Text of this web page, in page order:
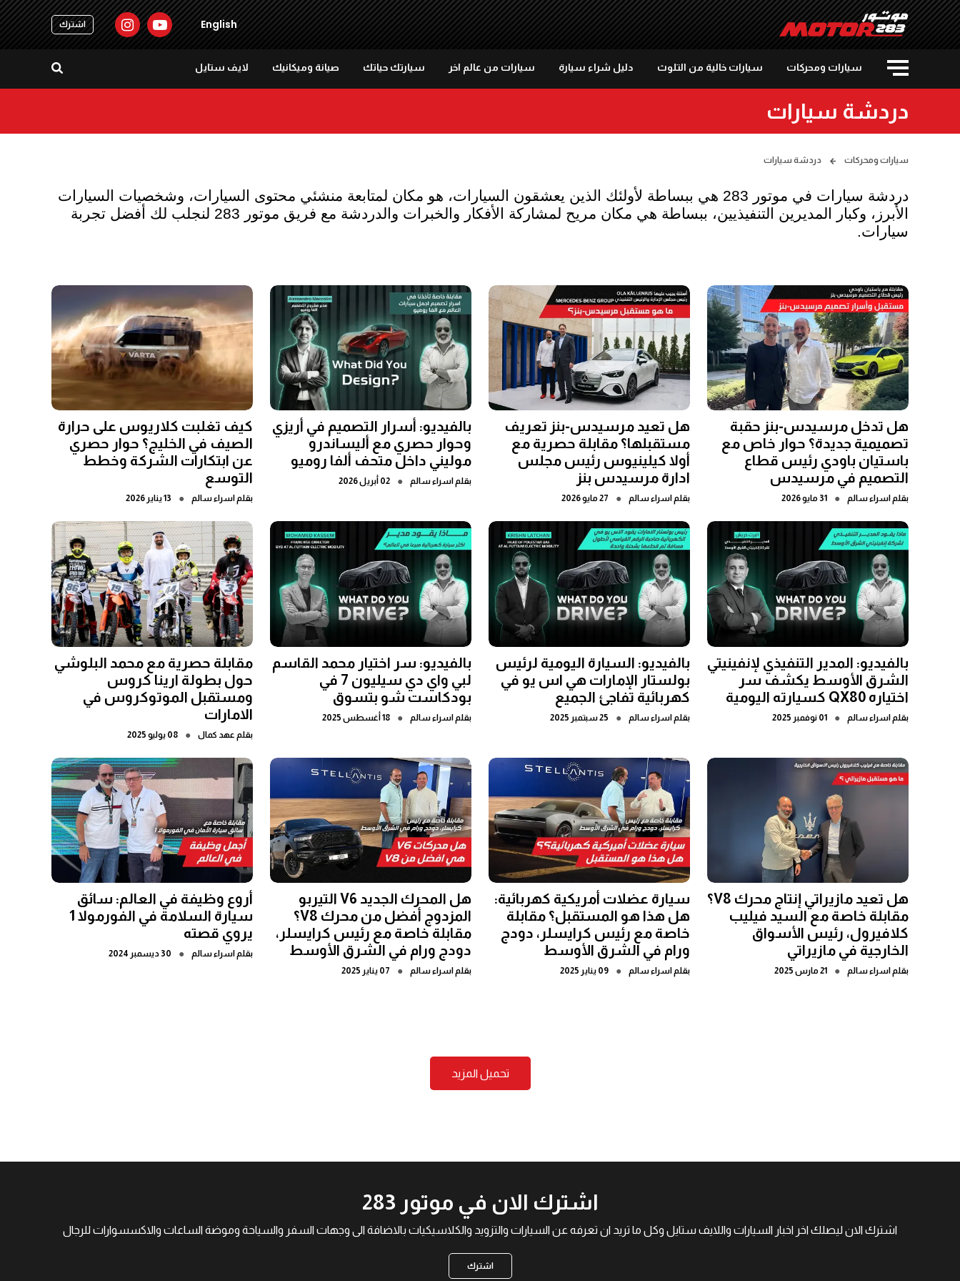
English اشترك
سيارات ومحركات سيارات خالية من التلوث دليل شراء سيارة سيارات من عالم اخر سيارتك حياتك صيانة وميكانيك لايف ستايل
دردشة سيارات
سيارات ومحركات دردشة سيارات
سيارات.
هل تدخل مرسيدس-بنز حقبة
تصميمية جديدة؟ حوار خاص مع
باستيان باودي رئيس قطاع
التصميم في مرسيدس
بقلم اسراء سالم ● 31 مايو 2026
هل تعيد مرسيدس-بنز تعريف
مستقبلها؟ مقابلة حصرية مع
أولا كيلينيوس رئيس مجلس
ادارة مرسيدس بنز
بقلم اسراء سالم ● 27 مايو 2026
بالفيديو: أسرار التصميم في أريزي
وحوار حصري مع أليساندرو
موليني داخل متحف ألفا روميو
بقلم اسراء سالم ● 02 أبريل 2026
كيف تغلبت كلاريوس على حرارة
الصيف في الخليج؟ حوار حصري
عن ابتكارات الشركة وخطط
التوسع
بقلم اسراء سالم ● 13 يناير 2026
بالفيديو: المدير التنفيذي لإنفينيتي
الشرق الأوسط يكشف سر
اختياره QX80 كسيارته اليومية
بقلم اسراء سالم ● 01 نوفمبر 2025
بالفيديو: السيارة اليومية لرئيس
بولستار الإمارات هي اس يو في
كهربائية تفاجئ الجميع
بقلم اسراء سالم ● 25 سبتمبر 2025
بالفيديو: سر اختيار محمد القاسم
لبي واي دي سيليون 7 في
بودكاست شو بتسوق
بقلم اسراء سالم ● 18 أغسطس 2025
مقابلة حصرية مع محمد البلوشي
حول بطولة ارينا كروس
ومستقبل الموتوكروس في
الامارات
بقلم عهد كمال ● 08 يوليو 2025
هل تعيد مازيراتي إنتاج محرك V8؟
مقابلة خاصة مع السيد فيليب
كلافيرول، رئيس الأسواق
الخارجية في مازيراتي
بقلم اسراء سالم ● 21 مارس 2025
سيارة عضلات أمريكية كهربائية:
هل هذا هو المستقبل؟ مقابلة
خاصة مع رئيس كرايسلر، دودج
ورام في الشرق الأوسط
بقلم اسراء سالم ● 09 يناير 2025
هل المحرك الجديد V6 التيربو
المزدوج أفضل من محرك V8؟
مقابلة خاصة مع رئيس كرايسلر،
دودج ورام في الشرق الأوسط
بقلم اسراء سالم ● 07 يناير 2025
أروع وظيفة في العالم: سائق
سيارة السلامة في الفورمولا 1
يروي قصته
بقلم اسراء سالم ● 30 ديسمبر 2024
تحميل المزيد
اشترك الان في موتور 283
اشترك الان ليصلك اخر اخبار السيارات واللايف ستايل وكل ما تريد ان تعرفه عن السيارات والتزويد والكلاسيكيات بالاضافة الى وجهات السفر والسياحة وموضة الساعات والاكسسوارات للرجال
اشترك